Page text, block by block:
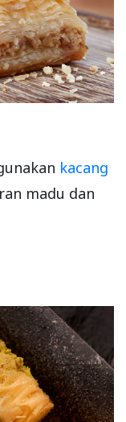
kacang
madu dan